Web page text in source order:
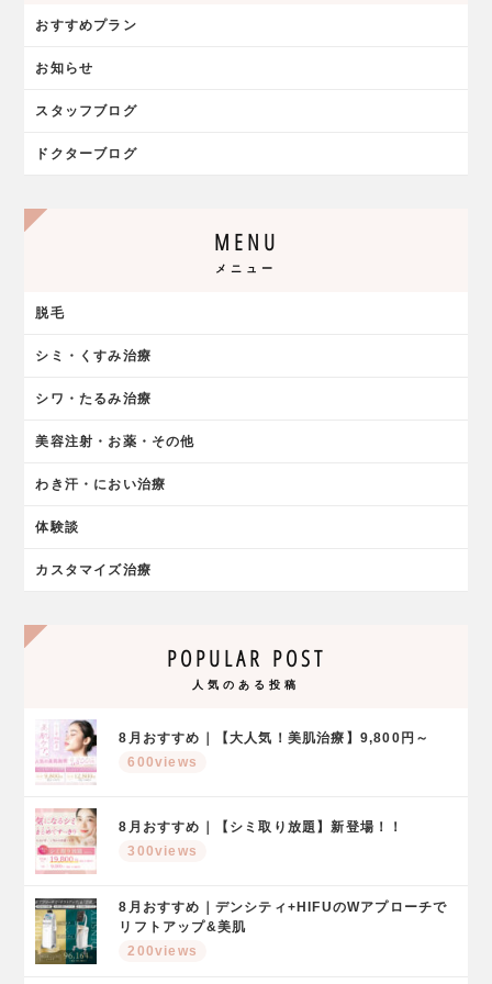
おすすめプラン
お知らせ
スタッフブログ
ドクターブログ
MENU
メニュー
脱毛
シミ・くすみ治療
シワ・たるみ治療
美容注射・お薬・その他
わき汗・におい治療
体験談
カスタマイズ治療
POPULAR POST
人気のある投稿
8月おすすめ｜【大人気！美肌治療】9,800円～
600views
8月おすすめ｜【シミ取り放題】新登場！！
300views
8月おすすめ｜デンシティ+HIFUのWアプローチで
リフトアップ&美肌
200views